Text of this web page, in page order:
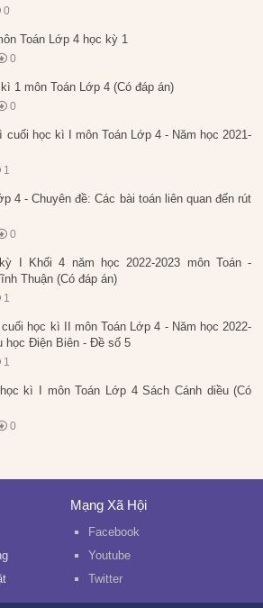
0
Toán Lớp 4 học kỳ 1
0
1 môn Toán Lớp 4 (Có đáp án)
0
cuối học kì I môn Toán Lớp 4 - Năm học 2021-
1
4 - Chuyên đề: Các bài toán liên quan đến rút
0
I Khối 4 năm học 2022-2023 môn Toán -
Thuận (Có đáp án)
1
học kì II môn Toán Lớp 4 - Năm học 2022-
học Điện Biên - Đề số 5
1
kì I môn Toán Lớp 4 Sách Cánh diều (Có
0
Mạng Xã Hội
Facebook
Youtube
Twitter